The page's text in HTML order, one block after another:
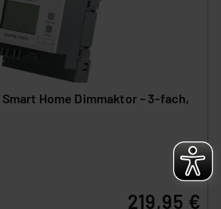
der übermittelten Daten,
Home Dimmaktor – 3-fach,
219,95 €